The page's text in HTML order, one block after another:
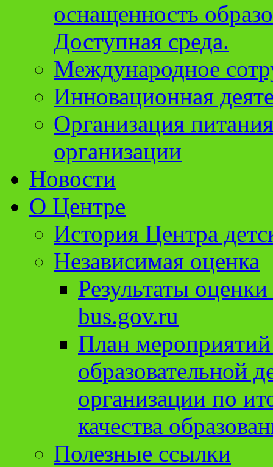
оснащенность
Доступная среда.
Международное
Инновационная
Организация
организации
Новости
О Центре
История Центра
Независимая оценка
Результаты
bus.gov.ru
План
образовательной
организации по
качества
Полезные ссылки